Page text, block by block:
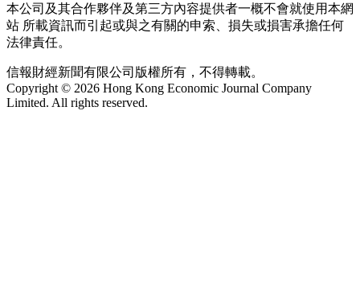
本公司及其合作夥伴及第三方內容提供者一概不會就使用本網
站 所載資訊而引起或與之有關的申索、損失或損害承擔任何
法律責任。
信報財經新聞有限公司版權所有，不得轉載。
Copyright © 2026 Hong Kong Economic Journal Company
Limited. All rights reserved.